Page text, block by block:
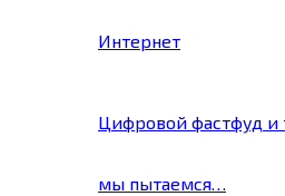
Интернет
Цифровой фастфуд и
мы пытаемся…